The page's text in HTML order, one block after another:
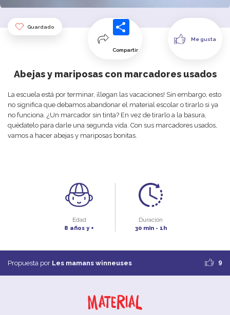
Guardado
Compartir
Me gusta
Abejas y mariposas con marcadores usados
La escuela está por terminar, ¡llegan las vacaciones! Sin embargo, esto
no significa que debamos abandonar el material escolar o tirarlo si ya
no funciona. ¿Un marcador sin tinta? En vez de tirarlo a la basura,
quédatelo para darle una segunda vida. Con sus marcadores usados,
vamos a hacer abejas y mariposas bonitas.
Edad
8 años y +
Duración
30 min - 1h
Propuesta por Les mamans winneuses 9
Material